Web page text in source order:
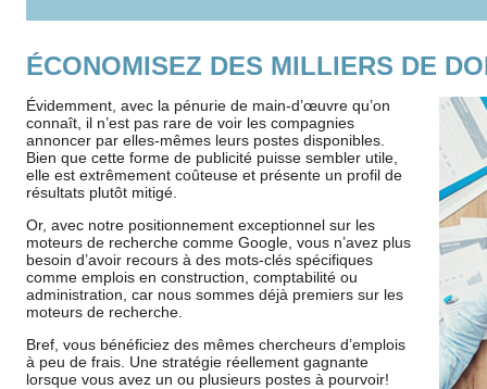
ÉCONOMISEZ DES MILLIERS DE
Évidemment, avec la pénurie de main-d’œuvre qu’on
connaît, il n’est pas rare de voir les compagnies
annoncer par elles-mêmes leurs postes disponibles.
Bien que cette forme de publicité puisse sembler utile,
elle est extrêmement coûteuse et présente un profil de
résultats plutôt mitigé.
Or, avec notre positionnement exceptionnel sur les
moteurs de recherche comme Google, vous n’avez plus
besoin d’avoir recours à des mots-clés spécifiques
comme emplois en construction, comptabilité ou
administration, car nous sommes déjà premiers sur les
moteurs de recherche.
Bref, vous bénéficiez des mêmes chercheurs d’emplois
à peu de frais. Une stratégie réellement gagnante
lorsque vous avez un ou plusieurs postes à pourvoir!